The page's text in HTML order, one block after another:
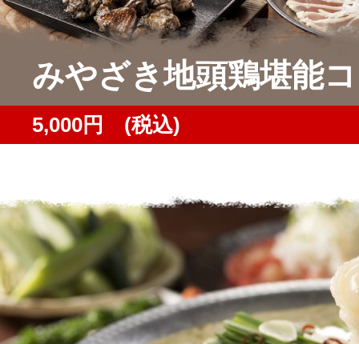
みやざき地頭鶏堪能
5,000円 (税込)